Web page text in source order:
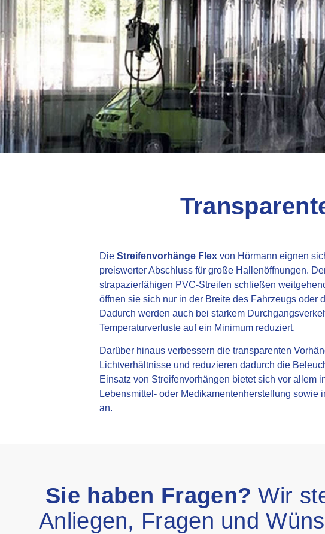
DieStreifenvorhänge Flex von Hörmann eignen
preiswerter Abschluss für große Hallenöffnungen.
strapazierfähigen PVC-Streifen schließen
öffnen sie sich nur in der Breite des Fahrzeugs oder
Dadurch werden auch bei starkem
Temperaturverluste auf ein Minimum reduziert.
Darüber hinaus verbessern die transparenten
Lichtverhältnisse und reduzieren dadurch die
Einsatz von Streifenvorhängen bietet sich vor allem
Lebensmittel- oder Medikamentenherstellung sowie
an.
Sie haben Fragen? Wir
Anliegen, Fragen und